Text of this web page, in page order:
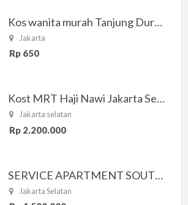
Kos wanita murah Tanjung Duren Jakarta Barat
Jakarta
Rp 650
Kost MRT Haji Nawi Jakarta Selatan
Jakarta selatan
Rp 2.200.000
SERVICE APARTMENT SOUTH RESIDENCE
Jakarta Selatan